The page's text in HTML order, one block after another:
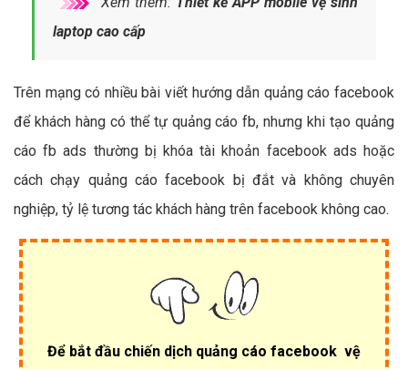
laptop cao cấp
Trên mạng có nhiều bài viết hướng dẫn quảng cáo facebook
để khách hàng có thể tự quảng cáo fb, nhưng khi tạo quảng
cáo fb ads thường bị khóa tài khoản facebook ads hoặc
cách chạy quảng cáo facebook bị đắt và không chuyên
nghiệp, tỷ lệ tương tác khách hàng trên facebook không cao.
Để bắt đầu chiến dịch quảng cáo facebook vệ